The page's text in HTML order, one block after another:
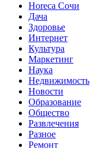
Horeca Сочи
Дача
Здоровье
Интернет
Культура
Маркетинг
Наука
Недвижимость
Новости
Образование
Общество
Развлечения
Разное
Ремонт